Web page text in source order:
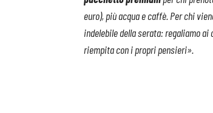
euro), più acqua e caffè. Per chi
indelebile della serata: regaliamo
riempita con i propri pensieri».